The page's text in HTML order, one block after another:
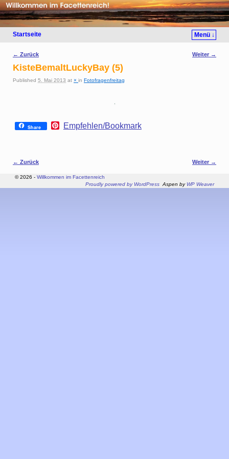
Startseite Menü ↓
Bilder-Navigation
← Zurück Weiter →
KisteBemaltLuckyBay (5)
Published 5. Mai 2013 at × in Fotofragenfreitag
Share
P
e
t
Empfehlen/Bookmark
Bilder-Navigation
← Zurück Weiter →
© 2026 - Willkommen im Facettenreich
Proudly powered by WordPress Aspen by WP Weaver